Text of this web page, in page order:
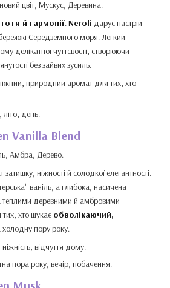
цвіт, Мускус, Деревина.
й гармонії.Neroli дарує настрій
Середземного моря. Легкий
делікатної чуттєвості, створюючи
без зайвих зусиль.
природний аромат для тих, хто
літо, день.
Vanilla Blend
Амбра, Дерево.
ніжності й солодкої елегантності.
ваніль, а глибока, насичена
теплими деревними й амбровими
хто шукає обволікаючий,
холодну пору року.
відчуття дому.
пора року, вечір, побачення.